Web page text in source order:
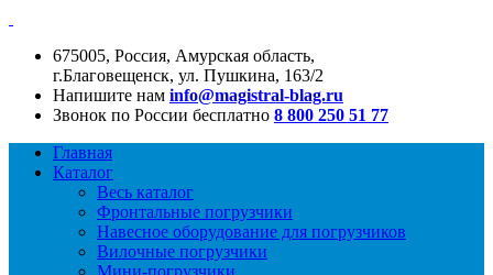
675005, Россия, Амурская область,
г.Благовещенск, ул. Пушкина, 163/2
Напишите нам info@magistral-blag.ru
Звонок по России бесплатно 8 800 250 51 77
Главная
Каталог
Весь каталог
Фронтальные погрузчики
Навесное оборудование для погрузчиков
Вилочные погрузчики
Мини-погрузчики